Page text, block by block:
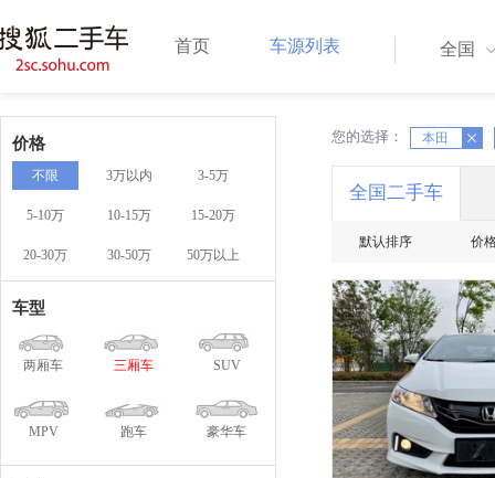
首页 车源列表 全国
价格
不限 3万以内 3-5万
5-10万 10-15万 15-20万
20-30万 30-50万 50万以上
车型
两厢车 三厢车 SUV
MPV 跑车 豪华车
您的选择： 本田
X X
全国二手车
默认排序 价
一口